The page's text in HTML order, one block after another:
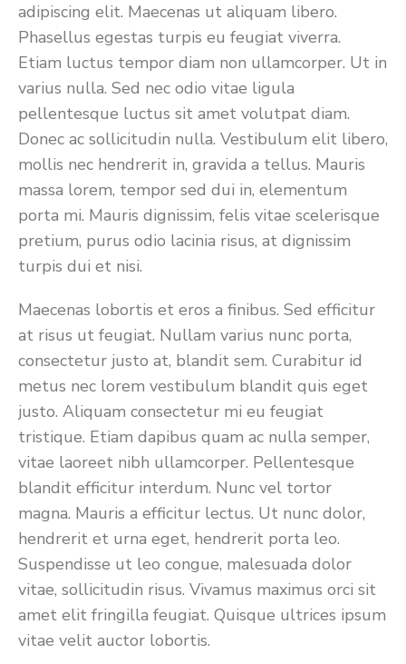
adipiscing elit. Maecenas ut aliquam libero.
Phasellus egestas turpis eu feugiat viverra.
Etiam luctus tempor diam non ullamcorper. Ut in
varius nulla. Sed nec odio vitae ligula
pellentesque luctus sit amet volutpat diam.
Donec ac sollicitudin nulla. Vestibulum elit libero,
mollis nec hendrerit in, gravida a tellus. Mauris
massa lorem, tempor sed dui in, elementum
porta mi. Mauris dignissim, felis vitae scelerisque
pretium, purus odio lacinia risus, at dignissim
turpis dui et nisi.
Maecenas lobortis et eros a finibus. Sed efficitur
at risus ut feugiat. Nullam varius nunc porta,
consectetur justo at, blandit sem. Curabitur id
metus nec lorem vestibulum blandit quis eget
justo. Aliquam consectetur mi eu feugiat
tristique. Etiam dapibus quam ac nulla semper,
vitae laoreet nibh ullamcorper. Pellentesque
blandit efficitur interdum. Nunc vel tortor
magna. Mauris a efficitur lectus. Ut nunc dolor,
hendrerit et urna eget, hendrerit porta leo.
Suspendisse ut leo congue, malesuada dolor
vitae, sollicitudin risus. Vivamus maximus orci sit
amet elit fringilla feugiat. Quisque ultrices ipsum
vitae velit auctor lobortis.